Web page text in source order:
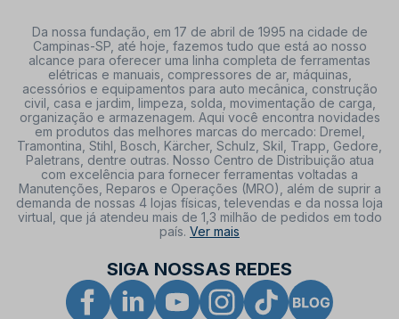
Da nossa fundação, em 17 de abril de 1995 na cidade de
Campinas-SP, até hoje, fazemos tudo que está ao nosso
alcance para oferecer uma linha completa de ferramentas
elétricas e manuais, compressores de ar, máquinas,
acessórios e equipamentos para auto mecânica, construção
civil, casa e jardim, limpeza, solda, movimentação de carga,
organização e armazenagem. Aqui você encontra novidades
em produtos das melhores marcas do mercado: Dremel,
Tramontina, Stihl, Bosch, Kärcher, Schulz, Skil, Trapp, Gedore,
Paletrans, dentre outras. Nosso Centro de Distribuição atua
com excelência para fornecer ferramentas voltadas a
Manutenções, Reparos e Operações (MRO), além de suprir a
demanda de nossas 4 lojas físicas, televendas e da nossa loja
virtual, que já atendeu mais de 1,3 milhão de pedidos em todo
país. Ver mais
SIGA NOSSAS REDES